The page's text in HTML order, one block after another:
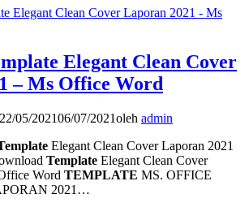
Elegant Clean Cover
– Ms Office Word
22/05/202106/07/2021oleh admin
Elegant Clean Cover Laporan 2021
Template Elegant Clean Cover
Word TEMPLATE MS. OFFICE
2021…